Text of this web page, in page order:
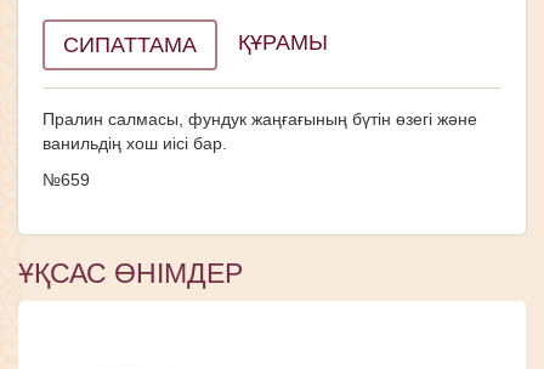
СИПАТТАМА ҚҰРАМЫ
Пралин салмасы, фундук жаңғағының бүтін өзегі және
ванильдің хош иісі бар.
№659
ҰҚСАС ӨНІМДЕР